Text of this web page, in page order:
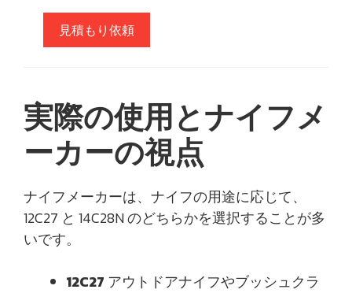
見積もり依頼
実際の使用とナイフメ
ーカーの視点
ナイフメーカーは、ナイフの用途に応じて、
12C27 と 14C28N のどちらかを選択することが多
いです。
12C27 アウトドアナイフやブッシュクラ